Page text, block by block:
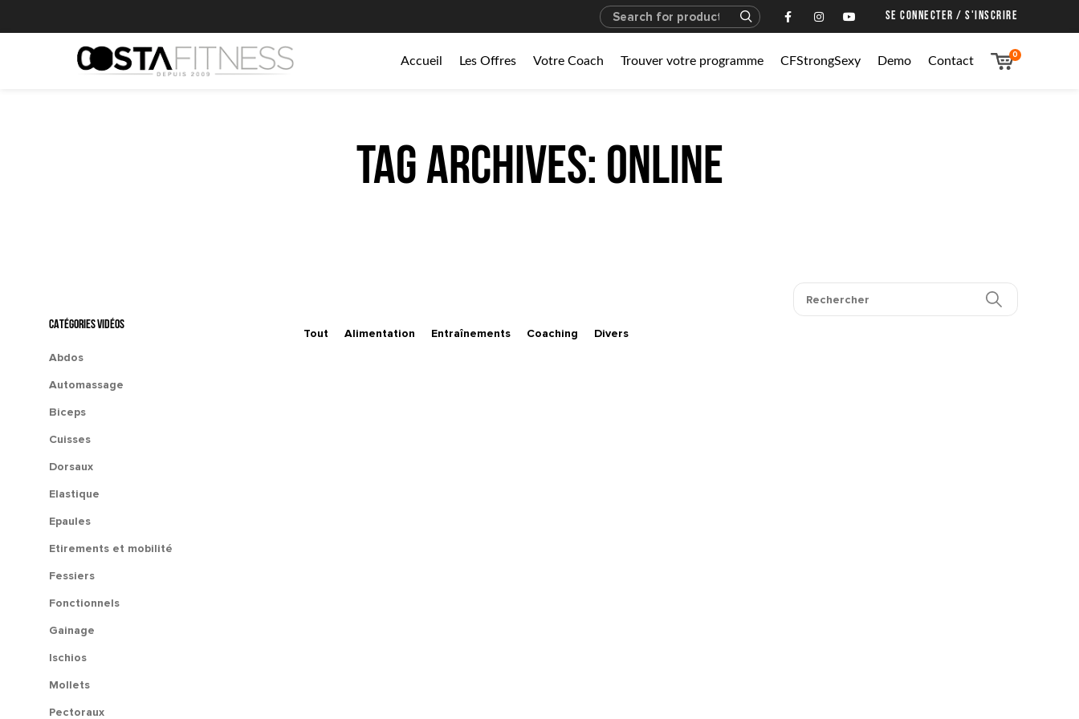
SE CONNECTER / S'INSCRIRE
Accueil Les Offres Votre Coach Trouver votre programme CFStrongSexy Demo Contact
0
Tag Archives: online
CATÉGORIES VIDÉOS
Abdos
Automassage
Biceps
Cuisses
Dorsaux
Elastique
Epaules
Etirements et mobilité
Fessiers
Fonctionnels
Gainage
Ischios
Mollets
Pectoraux
Tout Alimentation Entraînements Coaching Divers